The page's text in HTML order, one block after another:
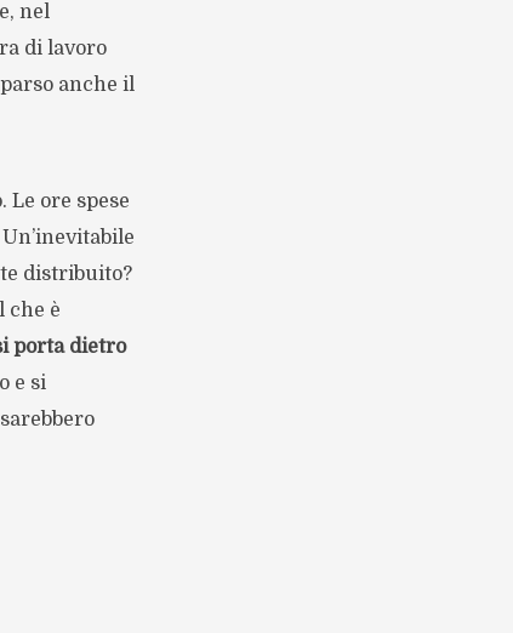
nel
di lavoro
anche il
ore spese
distribuito?
che è
porta dietro
e si